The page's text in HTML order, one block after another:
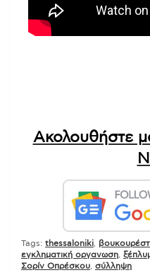
Ακολουθήστε
Tags: thessaloniki
εγκληματική οργανωση
Σορίν Οπρέσκου σύλληψη